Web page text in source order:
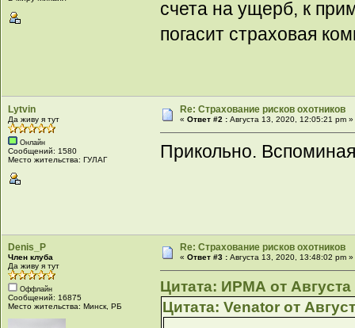
счета на ущерб, к
погасит страховая
Lytvin
Да живу я тут
Онлайн
Сообщений: 1580
Место жительства: ГУЛАГ
Re: Страхование рисков охотников
«Ответ #2 : Августа 13, 2020, 12:05:21 pm »
Прикольно.
Denis_P
Член клуба
Да живу я тут
Оффлайн
Сообщений: 16875
Место жительства: Минск, РБ
Re: Страхование рисков охотников
«Ответ #3 : Августа 13, 2020, 13:48:02 pm »
Цитата: ИРМА от Августа
Цитата: Venator от